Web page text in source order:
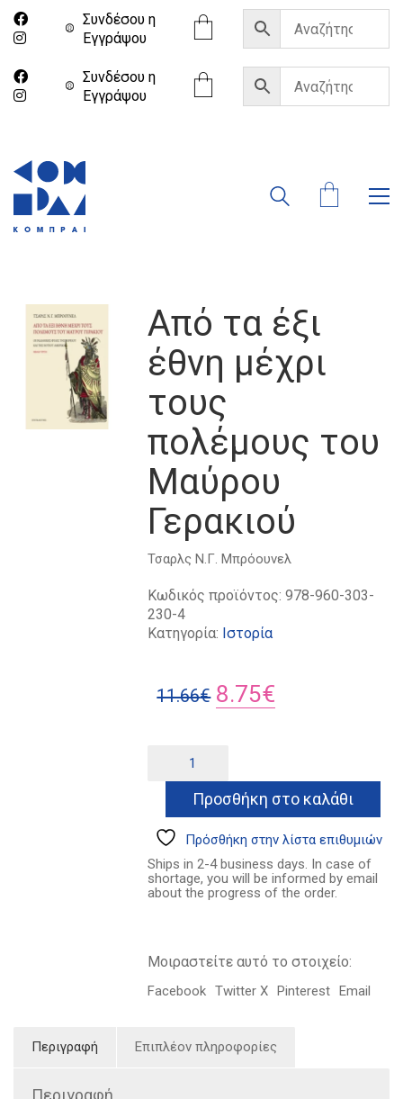
Συνδέσου η
Eγγράψου
Συνδέσου η
Eγγράψου
Από τα έξι
έθνη μέχρι
τους
πολέμους του
Μαύρου
Γερακιού
Τσαρλς Ν.Γ. Μπρόουνελ
Κωδικός προϊόντος:978-960-303-
230-4
Κατηγορία: Ιστορία
11.66€ Original
11.66€.
8.75€
είναι:
8.75€.
μέχρι
τους
του
Μαύρου
Προσθήκη στο καλάθι
Πρόσθήκη στην λίστα επιθυμιών
Ships in 2-4 business days. In case of
shortage, you will be informed by email
about the progress of the order.
Μοιραστείτε αυτό το στοιχείο:
Facebook Twitter X Pinterest Email
Περιγραφή Επιπλέον πληροφορίες
Περιγραφή